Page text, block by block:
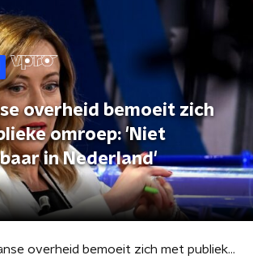
overheid bemoeit zich
omroep: 'Niet
in Nederland'
Italiaanse overheid bemoeit zich met publieke omroep: 'Niet ondenkbaar in Nederland'